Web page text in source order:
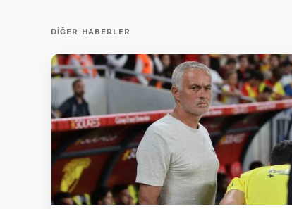
DIĞER HABERLER